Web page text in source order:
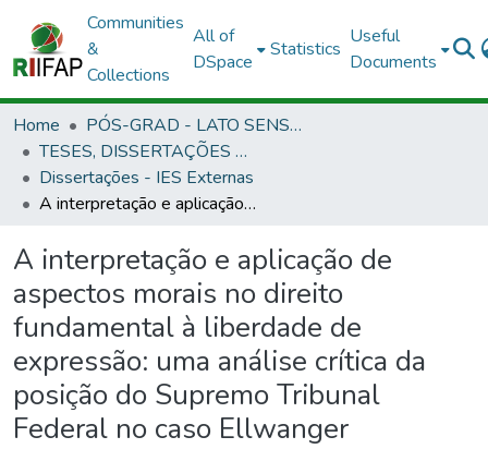
Communities
&
Collections
All of
DSpace
Statistics
Useful
Documents
Home
PÓS-GRAD - LATO SENSU E STRICTO SENSU
TESES, DISSERTAÇÕES E ESPECIALIZAÇÃO APROVADAS EM OUTRAS INSTITUIÇÕES
Dissertações - IES Externas
A interpretação e aplicação de aspectos morais no direito fundamental à liberdade de expressão: uma análise crítica da posição do Supremo Tribunal Federal no caso Ellwanger
A interpretação e aplicação de
aspectos morais no direito
fundamental à liberdade de
expressão: uma análise crítica da
posição do Supremo Tribunal
Federal no caso Ellwanger